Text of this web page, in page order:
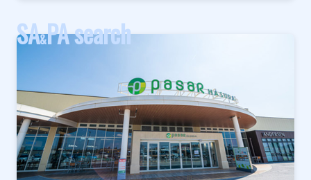
SA&PA search